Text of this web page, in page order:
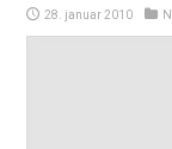
28. januar 2010